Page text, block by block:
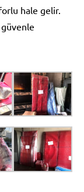
hale gelir.
güvenle